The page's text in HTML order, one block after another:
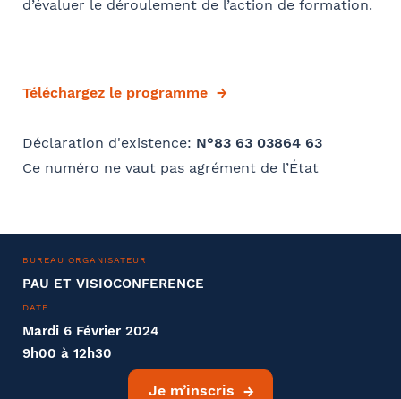
d’évaluer le déroulement de l’action de formation.
Téléchargez le programme
Déclaration d'existence: N°83 63 03864 63
Ce numéro ne vaut pas agrément de l’État
BUREAU ORGANISATEUR
PAU ET VISIOCONFERENCE
DATE
Mardi 6 Février 2024
9h00 à 12h30
Je m’inscris
Société
Bureau formateur
Conformément à la loi « informatique et libertés » du 6 janvier 1978
modifiée en 2004, vous bénéficiez d’un droit d’accès et de